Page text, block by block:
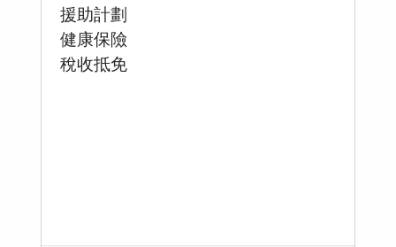
援助計劃
健康保險
稅收抵免